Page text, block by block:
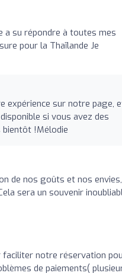
a su répondre à toutes mes
pour la Thaïlande Je
expérience sur notre page,
si vous avez des
bientôt !Mélodie
de nos goûts et nos
sera un souvenir
faciliter notre réservation
de paiements(